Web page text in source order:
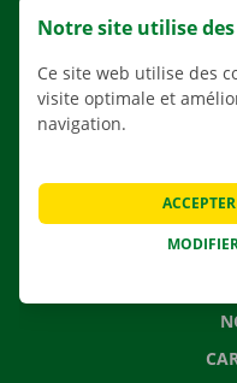
Notre site utilise
Ce site web utilise des
visite optimale et
navigation.